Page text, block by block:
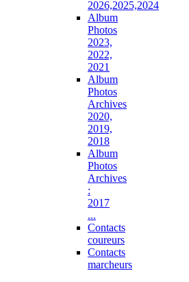
2026,2025,2024
Album
Photos
2023,
2022,
2021
Album
Photos
Archives
2020,
2019,
2018
Album
Photos
Archives
:
2017
...
Contacts
coureurs
Contacts
marcheurs